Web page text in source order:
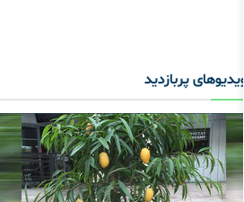
ویدیوهای پربازدید